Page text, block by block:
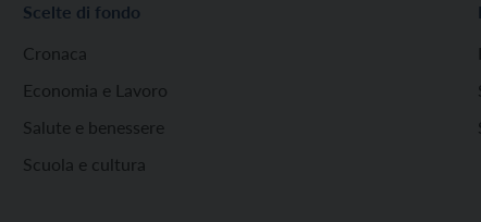
Scelte di fondo
Cronaca
Economia e Lavoro
Salute e benessere
Scuola e cultura